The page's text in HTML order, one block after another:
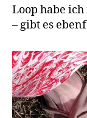
Loop habe
– gibt es